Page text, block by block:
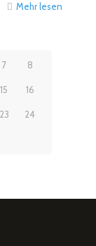
Mehr lesen
7 8
15 16
23 24